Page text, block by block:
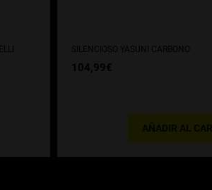
SILENCIOSO YASUNI CARBONO
104,99€